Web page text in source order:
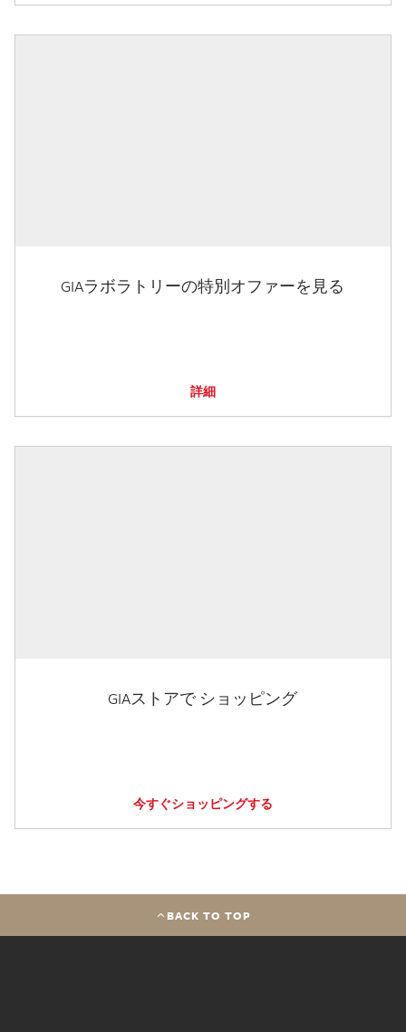
GIAラボラトリーの特別オファーを見る
詳細
GIAストアで ショッピング
今すぐショッピングする
BACK TO TOP